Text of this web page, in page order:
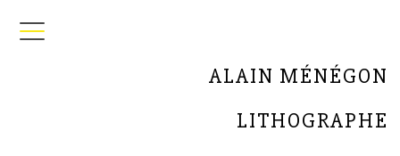
ALAIN MÉNÉGON
LITHOGRAPHE